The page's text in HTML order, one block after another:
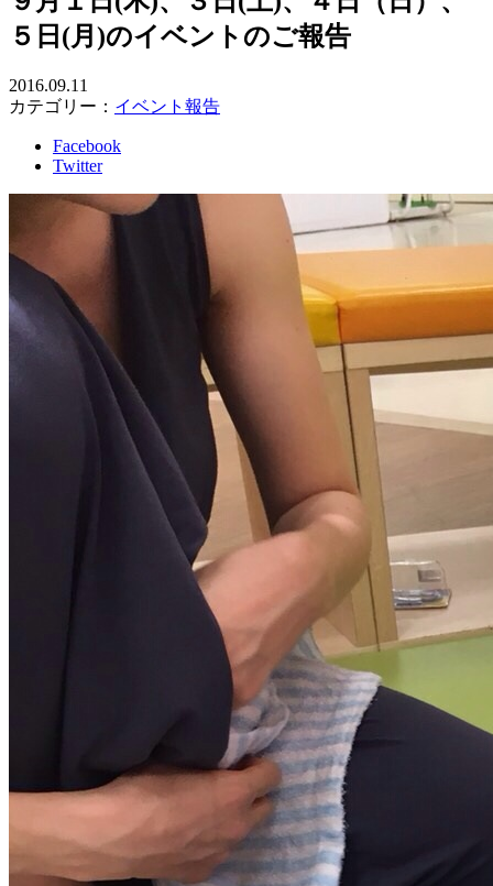
５日(月)のイベントのご報告
2016.09.11
カテゴリー： イベント報告
Facebook
Twitter